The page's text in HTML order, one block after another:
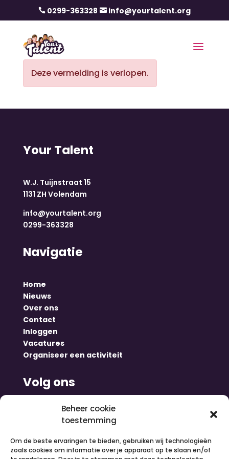
Beheer cookie
toestemming
Om de beste ervaringen te bieden, gebruiken wij technologieën
zoals cookies om informatie over je apparaat op te slaan en/of
 0299-363328  info@yourtalent.org
Deze vermelding is verlopen.
Your Talent
W.J. Tuijnstraat 15
1131 ZH Volendam
info@yourtalent.org
0299-363328
Navigatie
Home
Nieuws
Over ons
Contact
Inloggen
Vacatures
Organiseer een activiteit
Volg ons